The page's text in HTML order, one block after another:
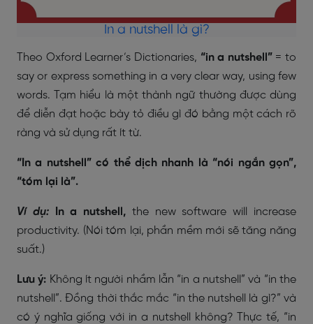
In a nutshell là gì?
Theo Oxford Learner’s Dictionaries, “in a nutshell”= to
say or express something in a very clear way, using few
words. Tạm hiểu là một thành ngữ thường được dùng
để diễn đạt hoặc bày tỏ điều gì đó bằng một cách rõ
ràng và sử dụng rất ít từ.
“In a nutshell” có thể dịch nhanh là “nói ngắn gọn”,
“tóm lại là”.
Ví dụ: In a nutshell, the new software will increase
productivity. (Nói tóm lại, phần mềm mới sẽ tăng năng
suất.)
Lưu ý: Không ít người nhầm lẫn “in a nutshell” và “in the
nutshell”. Đồng thời thắc mắc “in the nutshell là gì?” và
có ý nghĩa giống với in a nutshell không? Thực tế, “in